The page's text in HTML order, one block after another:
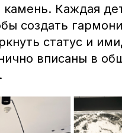
камень. Каждая
создать
статус и
вписаны в